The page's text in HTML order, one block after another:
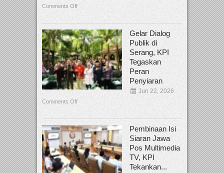
Comments Off
Gelar Dialog
Publik di
Serang, KPI
Tegaskan
Peran
Penyiaran
Jun 22, 2026
Comments Off
Pembinaan Isi
Siaran Jawa
Pos Multimedia
TV, KPI
Tekankan...